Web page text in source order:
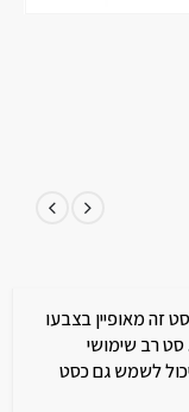
זה מאופיין בצבעו
סט רב שימושי
לשמש גם כסט